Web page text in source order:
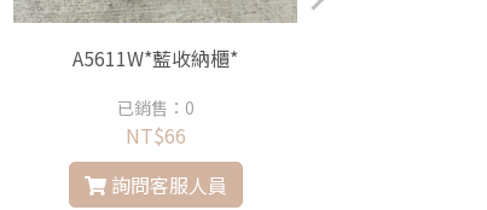
A5611W*藍收納櫃*
已銷售：0
NT$66
詢問客服人員